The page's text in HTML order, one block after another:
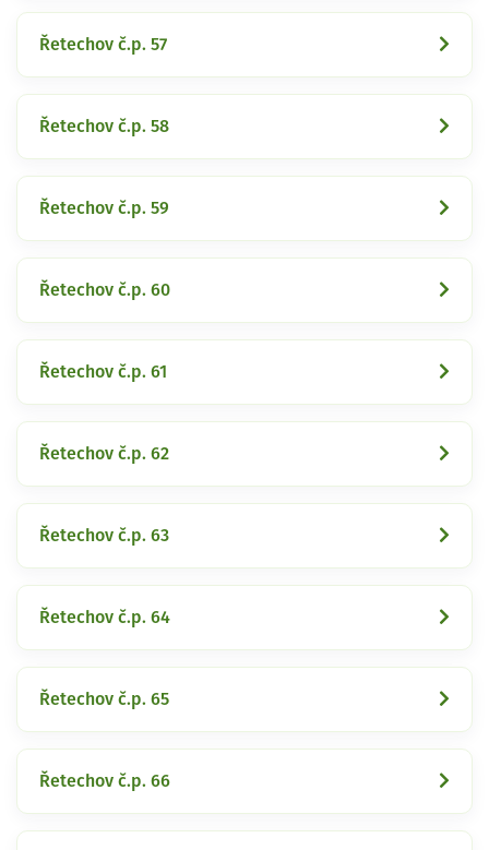
Řetechov č.p. 57
Řetechov č.p. 58
Řetechov č.p. 59
Řetechov č.p. 60
Řetechov č.p. 61
Řetechov č.p. 62
Řetechov č.p. 63
Řetechov č.p. 64
Řetechov č.p. 65
Řetechov č.p. 66